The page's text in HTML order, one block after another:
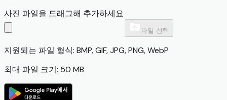
사진 파일을 드래그해 추가하세요
파일 선택
지원되는 파일 형식: BMP, GIF, JPG, PNG, WebP
최대 파일 크기: 50 MB